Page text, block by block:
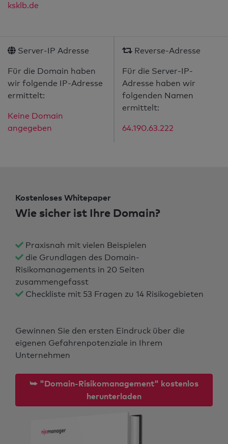
ksklb.de
Server-IP Adresse
Für die Domain haben
wir folgende IP-Adresse
ermittelt:
Keine Domain
angegeben
Reverse-Adresse
Für die Server-IP-
Adresse haben wir
folgenden Namen
ermittelt:
64.190.63.222
Kostenloses Whitepaper
Wie sicher ist Ihre Domain?
Praxisnah mit vielen Beispielen
die Grundlagen des Domain-
Risikomanagements in 20 Seiten
zusammengefasst
Checkliste mit 53 Fragen zu 14 Risikogebieten
Gewinnen Sie den ersten Eindruck über die
eigenen Gefahrenpotenziale in Ihrem
Unternehmen
⮩ "Domain-Risikomanagement" kostenlos
herunterladen